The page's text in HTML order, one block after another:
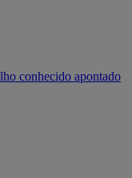
conhecido apontado